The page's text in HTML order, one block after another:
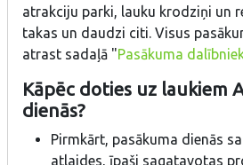
atrakciju parki, lauku krodziņi un
takas un daudzi citi. Visus
atrast sadaļā "Pasākuma
Kāpēc doties uz laukiem
dienās?
Pirmkārt, pasākuma dienās
atlaides, īpaši sagatavotas